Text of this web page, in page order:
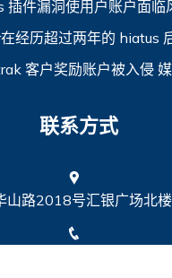
插件漏洞使用户账户面临
经历超过两年的 hiatus
客户奖励账户被入侵
联系方式
山路2018号汇银广场北